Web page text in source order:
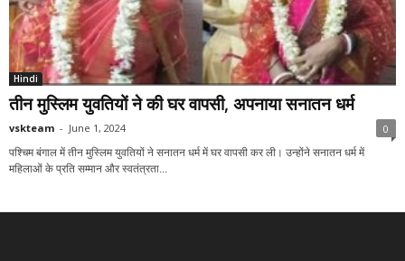
Hindi
तीन मुस्लिम युवतियों ने की घर वापसी, अपनाया सनातन धर्म
vskteam - June 1, 2024 0
पश्चिम बंगाल में तीन मुस्लिम युवतियों ने सनातन धर्म में घर वापसी कर ली। उन्होंने सनातन धर्म में
महिलाओं के प्रति सम्मान और स्वतंत्रता...